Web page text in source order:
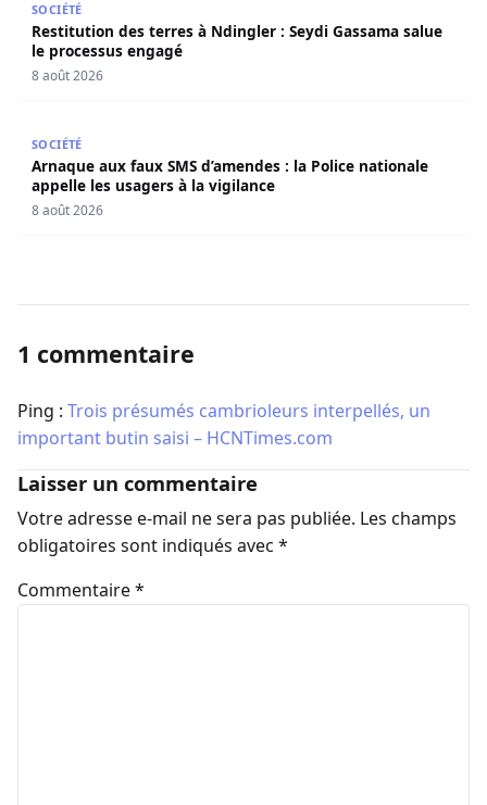
SOCIÉTÉ
Restitution des terres à Ndingler : Seydi Gassama salue
le processus engagé
8 août 2026
SOCIÉTÉ
Arnaque aux faux SMS d’amendes : la Police nationale
appelle les usagers à la vigilance
8 août 2026
1 commentaire
Ping : Trois présumés cambrioleurs interpellés, un
important butin saisi – HCNTimes.com
Laisser un commentaire
Votre adresse e-mail ne sera pas publiée. Les champs
obligatoires sont indiqués avec *
Commentaire*